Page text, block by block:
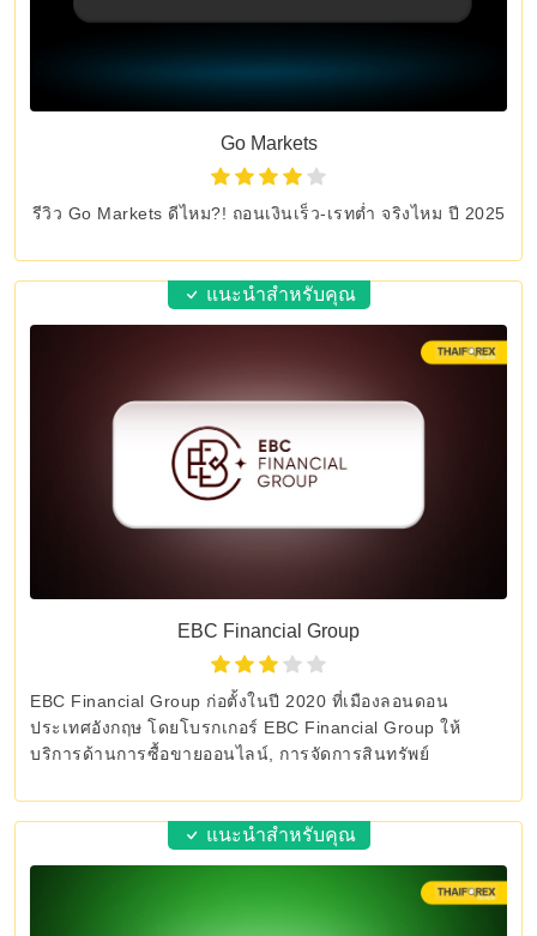
Go Markets
รีวิว Go Markets ดีไหม?! ถอนเงินเร็ว-เรทต่ำ จริงไหม ปี 2025
แนะนำสำหรับคุณ
EBC Financial Group
EBC Financial Group ก่อตั้งในปี 2020 ที่เมืองลอนดอน
ประเทศอังกฤษ โดยโบรกเกอร์ EBC Financial Group ให้
บริการด้านการซื้อขายออนไลน์, การจัดการสินทรัพย์
แนะนำสำหรับคุณ